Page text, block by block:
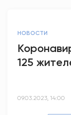
НОВОСТИ
125
09.03.2023, 14:00